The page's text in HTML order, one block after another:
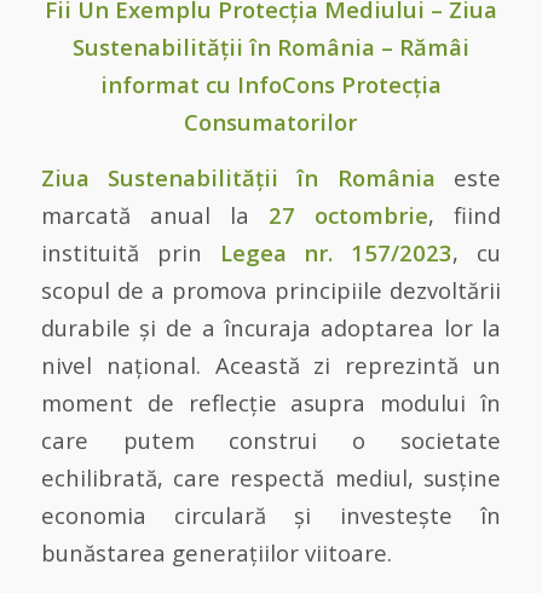
Fii Un Exemplu Protecția Mediului – Ziua
Sustenabilității în România – Rămâi
informat cu InfoCons Protecția
Consumatorilor
Ziua Sustenabilității în România este
marcată anual la 27 octombrie, fiind
instituită prin Legea nr. 157/2023, cu
scopul de a promova principiile dezvoltării
durabile și de a încuraja adoptarea lor la
nivel național. Această zi reprezintă un
moment de reflecție asupra modului în
care putem construi o societate
echilibrată, care respectă mediul, susține
economia circulară și investește în
bunăstarea generațiilor viitoare.